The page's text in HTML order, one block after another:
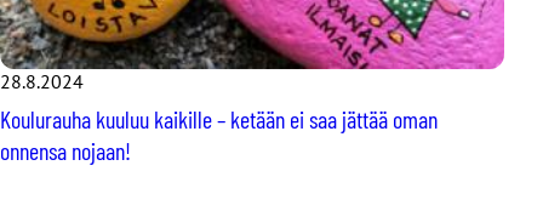
28.8.2024
Koulurauha kuuluu kaikille – ketään ei saa jättää oman
onnensa nojaan!